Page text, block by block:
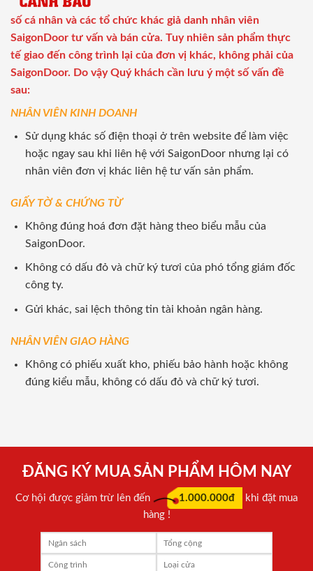
số cá nhân và các tổ chức khác giả danh nhân viên
SaigonDoor tư vấn và bán cửa. Tuy nhiên sản phẩm thực
tế giao đến công trình lại của đơn vị khác, không phải của
SaigonDoor. Do vậy Quý khách cần lưu ý một số vấn đề
sau:
NHÂN VIÊN KINH DOANH
Sử dụng khác số điện thoại ở trên website để làm việc
hoặc ngay sau khi liên hệ với SaigonDoor nhưng lại có
nhân viên đơn vị khác liên hệ tư vấn sản phẩm.
GIẤY TỜ & CHỨNG TỪ
Không đúng hoá đơn đặt hàng theo biểu mẫu của
SaigonDoor.
Không có dấu đỏ và chữ ký tươi của phó tổng giám đốc
công ty.
Gửi khác, sai lệch thông tin tài khoản ngân hàng.
NHÂN VIÊN GIAO HÀNG
Không có phiếu xuất kho, phiếu bảo hành hoặc không
đúng kiểu mẫu, không có dấu đỏ và chữ ký tươi.
ĐĂNG KÝ MUA SẢN PHẨM HÔM NAY
Cơ hội được giảm trừ lên đến 1.000.000đ
khi đặt mua
hàng !